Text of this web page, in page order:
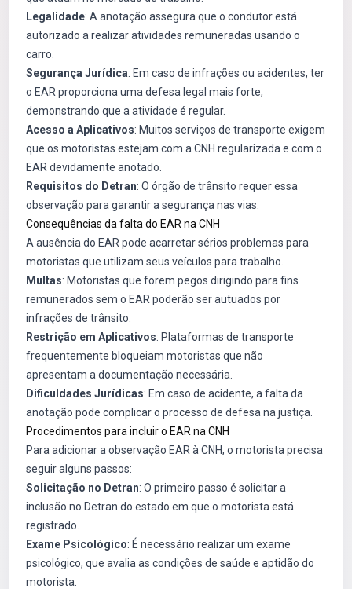
Legalidade: A anotação assegura que o condutor está
autorizado a realizar atividades remuneradas usando o
carro.
Segurança Jurídica: Em caso de infrações ou acidentes, ter
o EAR proporciona uma defesa legal mais forte,
demonstrando que a atividade é regular.
Acesso a Aplicativos: Muitos serviços de transporte exigem
que os motoristas estejam com a CNH regularizada e com o
EAR devidamente anotado.
Requisitos do Detran: O órgão de trânsito requer essa
observação para garantir a segurança nas vias.
Consequências da falta do EAR na CNH
A ausência do EAR pode acarretar sérios problemas para
motoristas que utilizam seus veículos para trabalho.
Multas: Motoristas que forem pegos dirigindo para fins
remunerados sem o EAR poderão ser autuados por
infrações de trânsito.
Restrição em Aplicativos: Plataformas de transporte
frequentemente bloqueiam motoristas que não
apresentam a documentação necessária.
Dificuldades Jurídicas: Em caso de acidente, a falta da
anotação pode complicar o processo de defesa na justiça.
Procedimentos para incluir o EAR na CNH
Para adicionar a observação EAR à CNH, o motorista precisa
seguir alguns passos:
Solicitação no Detran: O primeiro passo é solicitar a
inclusão no Detran do estado em que o motorista está
registrado.
Exame Psicológico: É necessário realizar um exame
psicológico, que avalia as condições de saúde e aptidão do
motorista.